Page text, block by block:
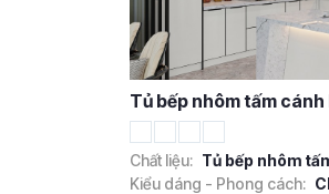
Tủ bếp nhôm tấm cánh
Chất liệu: Tủ bếp nhôm
Kiểu dáng - Phong cách: